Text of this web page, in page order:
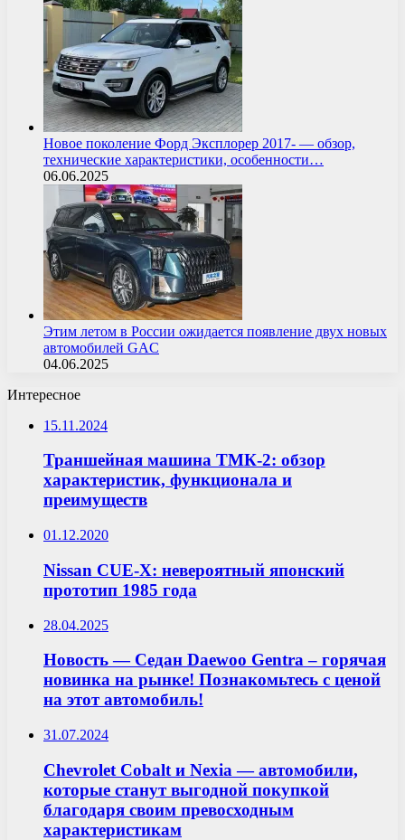
Новое поколение Форд Эксплорер 2017- — обзор,
технические характеристики, особенности…
06.06.2025
Этим летом в России ожидается появление двух новых
автомобилей GAC
04.06.2025
Интересное
15.11.2024
Траншейная машина ТМК-2: обзор
характеристик, функционала и
преимуществ
01.12.2020
Nissan CUE-X: невероятный японский
прототип 1985 года
28.04.2025
Новость — Седан Daewoo Gentra – горячая
новинка на рынке! Познакомьтесь с ценой
на этот автомобиль!
31.07.2024
Chevrolet Cobalt и Nexia — автомобили,
которые станут выгодной покупкой
благодаря своим превосходным
характеристикам